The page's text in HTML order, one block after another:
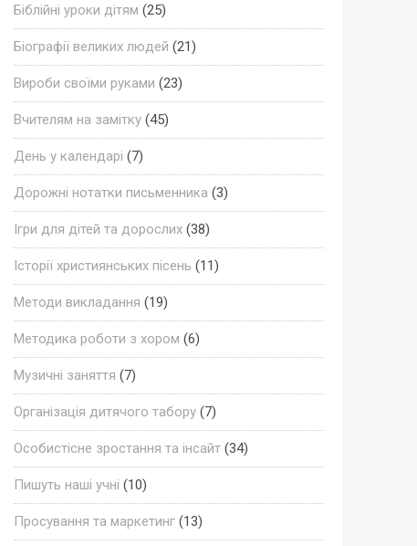
Біблійні уроки дітям (25)
Біографії великих людей (21)
Вироби своїми руками (23)
Вчителям на замітку(45)
День у календарі (7)
Дорожні нотатки письменника (3)
Ігри для дітей та дорослих(38)
Історії християнських пісень (11)
Методи викладання (19)
Методика роботи з хором (6)
Музичні заняття (7)
Організація дитячого табору(7)
Особистісне зростання та інсайт(34)
Пишуть наші учні (10)
Просування та маркетинг(13)